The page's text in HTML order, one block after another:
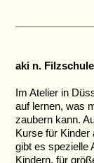
aki n. Filzschule
Im Atelier in
auf lernen, was
zaubern kann.
Kurse für Kinder
gibt es spezielle
Kindern, für